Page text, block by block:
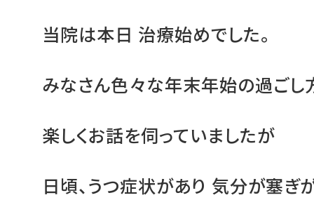
当院は本日 治療始めでした。
みなさん色々な年末年始の過ごし
楽しくお話を伺っていましたが
日頃、うつ症状があり 気分が塞ぎ